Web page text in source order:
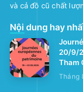
và cả đồ cũ chất
Nội dung hay
20/9/
Tham
Tháng